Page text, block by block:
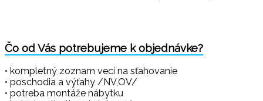
Čo od Vás potrebujeme k objednávke?
• kompletný zoznam vecí na sťahovanie
• poschodia a výťahy /NV,OV/
• potreba montáže nábytku